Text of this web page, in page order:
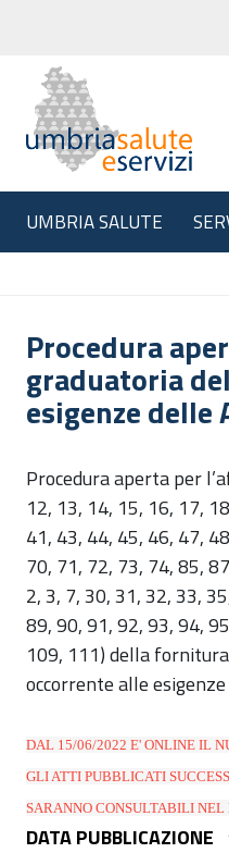
UMBRIA SALUTE
Procedura
graduatoria
esigenze delle
Procedura aperta per
12, 13, 14, 15, 16, 17,
41, 43, 44, 45, 46, 47,
70, 71, 72, 73, 74, 85,
2, 3, 7, 30, 31, 32, 33,
89, 90, 91, 92, 93, 94,
109, 111) della
occorrente alle
DAL 15/06/2022 E' ONLINE IL
GLI ATTI PUBBLICATI
SARANNO CONSULTABILI NEL
DATA PUBBLICAZIONE